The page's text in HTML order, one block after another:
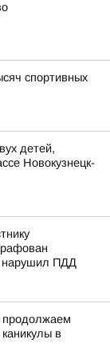
спортивных
детей,
Новокузнецк-
нарушил ПДД
продолжаем
в